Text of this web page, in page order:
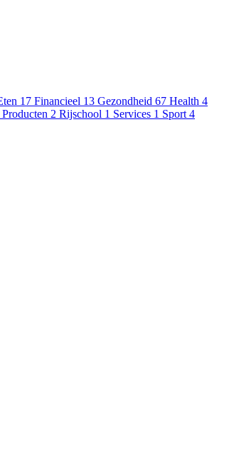
17 Financieel 13 Gezondheid 67 Health 4
Producten 2 Rijschool 1 Services 1 Sport 4